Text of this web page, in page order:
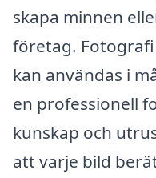
skapa minnen
företag.
kan användas i
en professionell
kunskap och
att varje bild